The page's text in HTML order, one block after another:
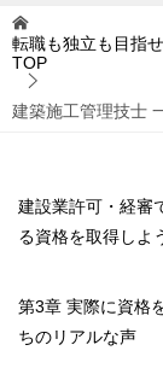
転職も独立も目指
TOP
建築施工管理技士
建設業許可・経審
る資格を取得しよ
第3章 実際に資格
ちのリアルな声